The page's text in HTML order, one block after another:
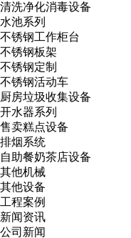
清洗净化消毒设备
水池系列
不锈钢工作柜台
不锈钢板架
不锈钢定制
不锈钢活动车
厨房垃圾收集设备
开水器系列
售卖糕点设备
排烟系统
自助餐奶茶店设备
其他机械
其他设备
工程案例
新闻资讯
公司新闻